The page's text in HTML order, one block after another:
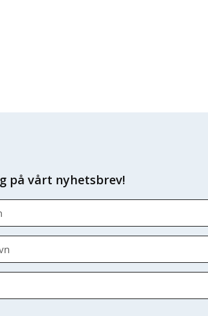
på vårt nyhetsbrev!